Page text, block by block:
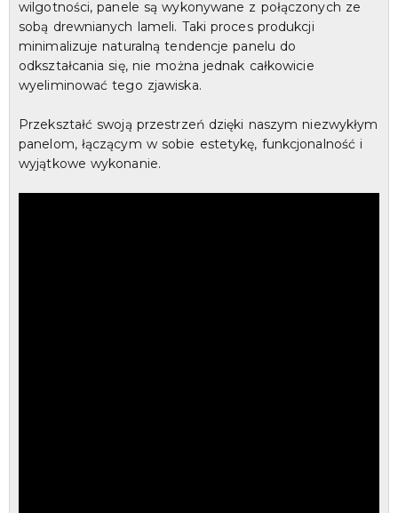
wilgotności, panele są wykonywane z połączonych ze
sobą drewnianych lameli. Taki proces produkcji
minimalizuje naturalną tendencje panelu do
odkształcania się, nie można jednak całkowicie
wyeliminować tego zjawiska.
Przekształć swoją przestrzeń dzięki naszym niezwykłym
panelom, łączącym w sobie estetykę, funkcjonalność i
wyjątkowe wykonanie.